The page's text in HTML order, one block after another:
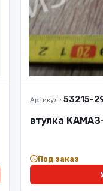
Артикул :53215-
втулка
Под заказ